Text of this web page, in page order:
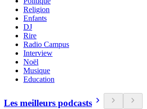
Religion
Enfants
DJ
Rire
Radio Campus
Interview
Noël
Musique
Education
Les meilleurs podcasts